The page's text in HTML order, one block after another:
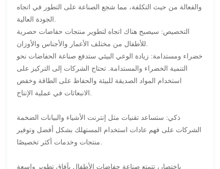
والفعالة من حيث التكلفة، مما شجع الصناعة على التطور في اتجاه
الجودة العالية.
التخصيص: سيصبح هناك اتجاه لتطوير منتجات حفاضات حصرية
للأطفال من مختلف الأعمار والأجناس والأوزان.
خضراء ومستدامة: زيادة الوعي البيئي ستدفع صناعة الحفاضات نحو
التنمية الخضراء والمستدامة. تحتاج الشركات إلى التركيز على
استخدام المواد الصديقة للبيئة والحفاظ على الطاقة وخفض
الانبعاثات في عملية الإنتاج.
ذكي: ستساعد تقنيات مثل إنترنت الأشياء والبيانات الضخمة
الشركات على فهم عادات استخدام المستهلك بشكل أفضل وتوفير
منتجات وخدمات أكثر تخصيصًا.
باختصار، تتمتع صناعة حفاضات الأطفال بآفاق تطوير واسعة